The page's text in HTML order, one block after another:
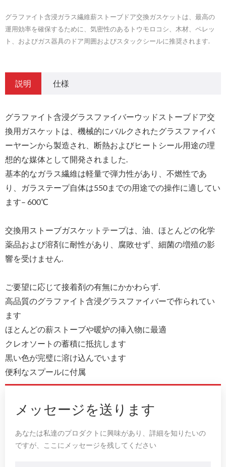
グラファイト含浸ガラス繊維薪ストーブドア交換ガスケットは、最高の
運用効率を確保するために、気密性のあるトウモロコシ、木材、ペレッ
ト、およびガス器具のドア周囲およびスタックシールに推奨されます.
説明 仕様
グラファイト含浸グラスファイバーウッドストーブドア交
換用ガスケットは、機械的にバルクされたグラスファイバ
ーヤーンから製造され、断熱およびヒートシール用途の理
想的な媒体として開発されました.
基本的なガラス繊維は軽量で弾力性があり、不燃性であ
り、ガラステープ自体は550までの用途での操作に適してい
ます– 600℃
交換用ストーブガスケットテープは、油、ほとんどの化学
薬品および溶剤に耐性があり、腐敗せず、細菌の増殖の影
響を受けません.
ご要望に応じて接着剤の有無にかかわらず.
高品質のグラファイト含浸グラスファイバーで作られてい
ます
ほとんどの薪ストーブや暖炉の挿入物に最適
クレオソートの蓄積に抵抗します
黒い色が完璧に溶け込んでいます
便利なスプールに付属
メッセージを送ります
あなたは私達のプロダクトに興味があり、詳細を知りたいの
ですが、ここにメッセージを残してください